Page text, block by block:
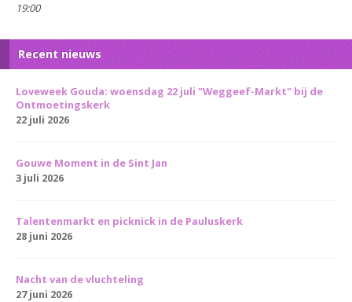
19:00
Recent nieuws
Loveweek Gouda: woensdag 22 juli "Weggeef-Markt" bij de
Ontmoetingskerk
22 juli 2026
Gouwe Moment in de Sint Jan
3 juli 2026
Talentenmarkt en picknick in de Pauluskerk
28 juni 2026
Nacht van de vluchteling
27 juni 2026